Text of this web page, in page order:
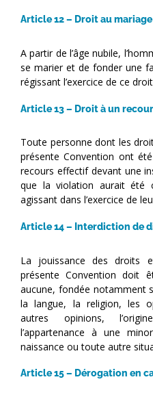
Article 12 – Droit au mariage
A partir de l’âge nubile,
se marier et de fonder une
régissant l’exercice de ce
Article 13 – Droit à un
Toute personne dont les
présente Convention ont
recours effectif devant une
que la violation aurait été
agissant dans l’exercice de
Article 14 – Interdiction de
La jouissance des droits
présente Convention doit
aucune, fondée notamment
la langue, la religion, les
autres opinions,
l’appartenance à une
naissance ou toute autre
Article 15 – Dérogation en